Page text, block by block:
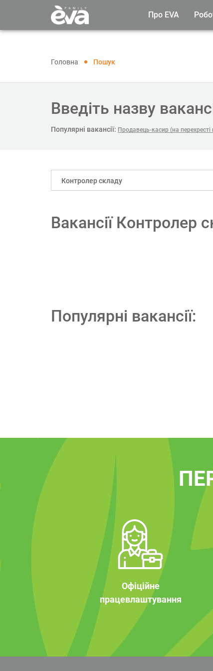
Про EVA
Головна Пошук
Введіть назву
Популярні вакансії: Продавець-касир (на перехресті
Контролер складу
Вакансії Контролер
Популярні вакансії:
Офіційне
працевлаштування